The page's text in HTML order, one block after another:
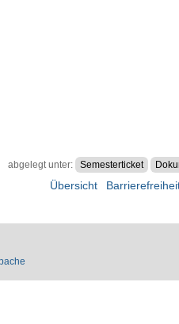
abgelegt unter: Semesterticket
Übersicht